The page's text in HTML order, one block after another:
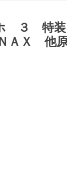
３ 特装
Ｘ 他原